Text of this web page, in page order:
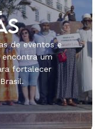
de eventos e
encontra um
fortalecer